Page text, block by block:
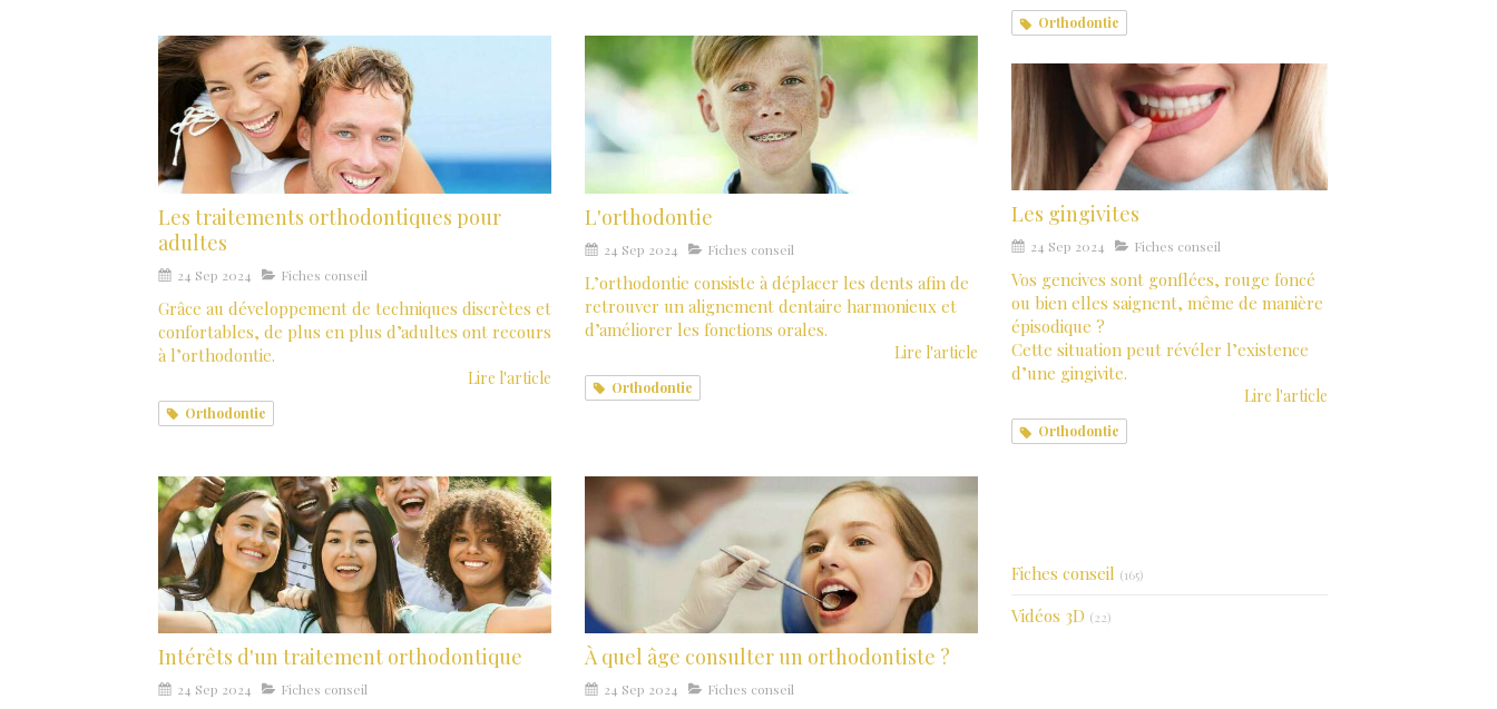
Les traitements orthodontiques pour
adultes
24 Sep 2024 Fiches conseil
Grâce au développement de techniques discrètes et
confortables, de plus en plus d’adultes ont recours
à l’orthodontie.
Lire l'article
Orthodontie
L'orthodontie
24 Sep 2024 Fiches conseil
L’orthodontie consiste à déplacer les dents afin de
retrouver un alignement dentaire harmonieux et
d’améliorer les fonctions orales.
Lire l'article
Orthodontie
Intérêts d'un traitement orthodontique
24 Sep 2024 Fiches conseil
À quel âge consulter un orthodontiste ?
24 Sep 2024 Fiches conseil
Orthodontie
Les gingivites
24 Sep 2024 Fiches conseil
Vos gencives sont gonflées, rouge foncé
ou bien elles saignent, même de manière
épisodique ?
Cette situation peut révéler l’existence
d’une gingivite.
Lire l'article
Orthodontie
Fiches conseil (165)
Vidéos 3D (22)